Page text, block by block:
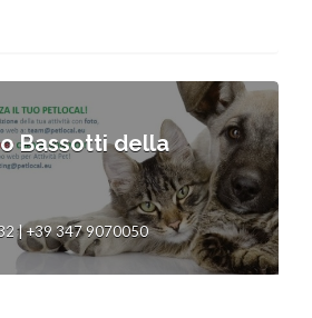
Bassotti della
| +39 347 9070050